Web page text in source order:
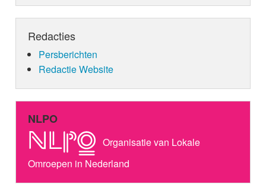
Redacties
Persberichten
Redactie Website
NLPO
Organisatie van Lokale
Omroepen in Nederland